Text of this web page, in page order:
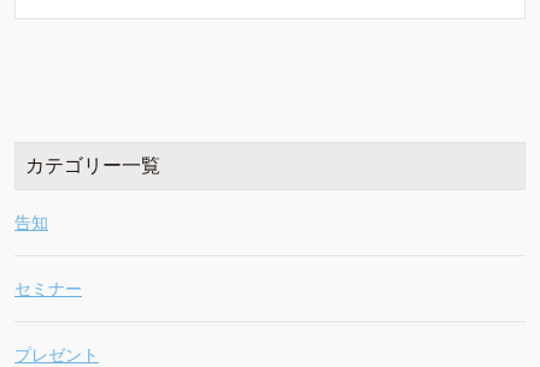
カテゴリー一覧
告知
セミナー
プレゼント